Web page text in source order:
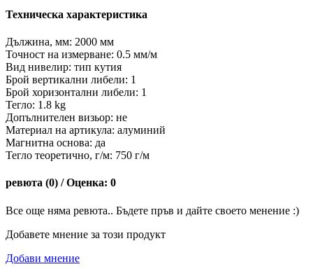
Техническа характеристика
Дължина, мм: 2000 мм
Точност на измерване: 0.5 мм/м
Вид нивелир: тип кутия
Брой вертикални либели: 1
Брой хоризонтални либели: 1
Тегло: 1.8 kg
Допълнителен визьор: не
Материал на артикула: алуминий
Магнитна основа: да
Тегло теоретично, г/м: 750 г/м
ревюта (0) / Оценка: 0
Все още няма ревюта.. Бъдете пръв и дайте своето менение :)
Добавете мнение за този продукт
Добави мнение